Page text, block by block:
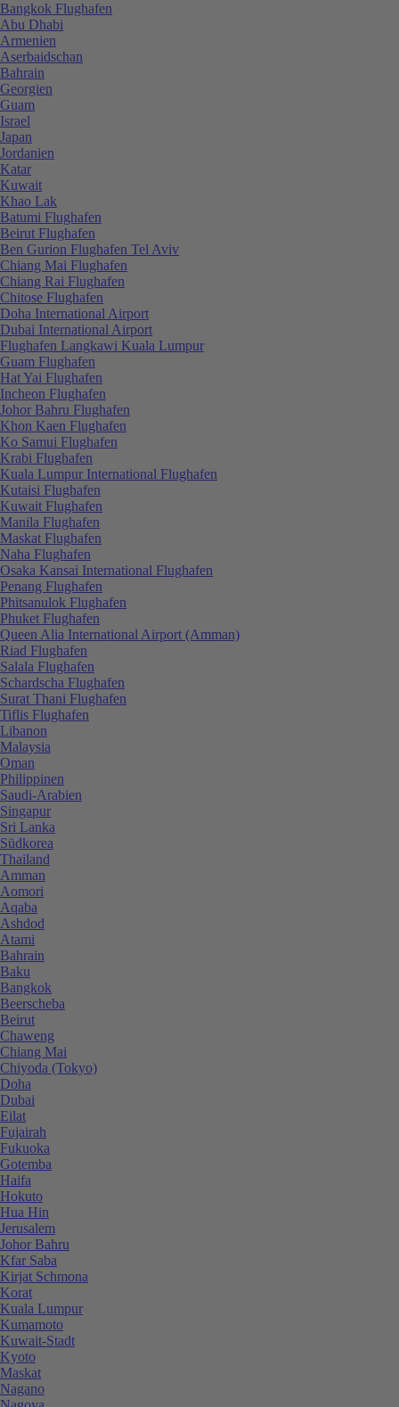
Bangkok Flughafen
Abu Dhabi
Armenien
Aserbaidschan
Bahrain
Georgien
Guam
Israel
Japan
Jordanien
Katar
Kuwait
Khao Lak
Batumi Flughafen
Beirut Flughafen
Ben Gurion Flughafen Tel Aviv
Chiang Mai Flughafen
Chiang Rai Flughafen
Chitose Flughafen
Doha International Airport
Dubai International Airport
Flughafen Langkawi Kuala Lumpur
Guam Flughafen
Hat Yai Flughafen
Incheon Flughafen
Johor Bahru Flughafen
Khon Kaen Flughafen
Ko Samui Flughafen
Krabi Flughafen
Kuala Lumpur International Flughafen
Kutaisi Flughafen
Kuwait Flughafen
Manila Flughafen
Maskat Flughafen
Naha Flughafen
Osaka Kansai International Flughafen
Penang Flughafen
Phitsanulok Flughafen
Phuket Flughafen
Queen Alia International Airport (Amman)
Riad Flughafen
Salala Flughafen
Schardscha Flughafen
Surat Thani Flughafen
Tiflis Flughafen
Libanon
Malaysia
Oman
Philippinen
Saudi-Arabien
Singapur
Sri Lanka
Südkorea
Thailand
Amman
Aomori
Aqaba
Ashdod
Atami
Bahrain
Baku
Bangkok
Beerscheba
Beirut
Chaweng
Chiang Mai
Chiyoda (Tokyo)
Doha
Dubai
Eilat
Fujairah
Fukuoka
Gotemba
Haifa
Hokuto
Hua Hin
Jerusalem
Johor Bahru
Kfar Saba
Kirjat Schmona
Korat
Kuala Lumpur
Kumamoto
Kuwait-Stadt
Kyoto
Maskat
Nagano